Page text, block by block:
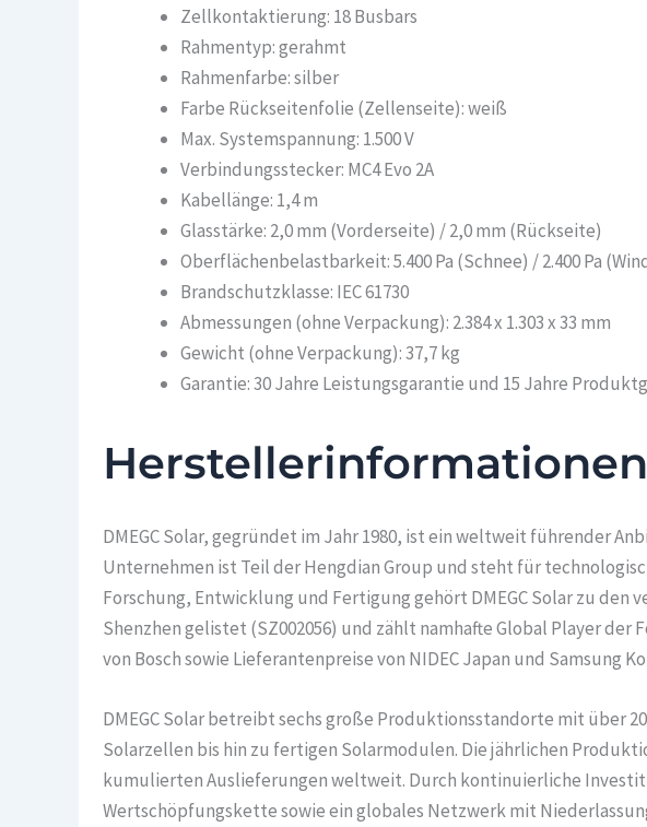
Zellkontaktierung: 18 Busbars
Rahmentyp: gerahmt
Rahmenfarbe: silber
Farbe Rückseitenfolie (Zellenseite): weiß
Max. Systemspannung: 1.500 V
Verbindungsstecker: MC4 Evo 2A
Kabellänge: 1,4 m
Glasstärke: 2,0 mm (Vorderseite) / 2,0 mm (Rückseite)
Oberflächenbelastbarkeit: 5.400 Pa (Schnee) / 2.400 Pa
Brandschutzklasse: IEC 61730
Abmessungen (ohne Verpackung): 2.384 x 1.303 x 33 mm
Gewicht (ohne Verpackung): 37,7 kg
Garantie: 30 Jahre Leistungsgarantie und 15 Jahre
Herstellerinformationen
DMEGC Solar, gegründet im Jahr 1980, ist ein weltweit führender
Unternehmen ist Teil der Hengdian Group und steht für
Forschung, Entwicklung und Fertigung gehört DMEGC Solar zu den
Shenzhen gelistet (SZ002056) und zählt namhafte Global Player der
von Bosch sowie Lieferantenpreise von NIDEC Japan und
DMEGC Solar betreibt sechs große Produktionsstandorte mit über
Solarzellen bis hin zu fertigen Solarmodulen. Die jährlichen
kumulierten Auslieferungen weltweit. Durch kontinuierliche
Wertschöpfungskette sowie ein globales Netzwerk mit